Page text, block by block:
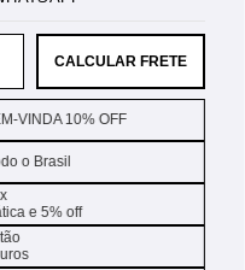
CALCULAR FRETE
VINDA 10% OFF
o Brasil
e 5% off